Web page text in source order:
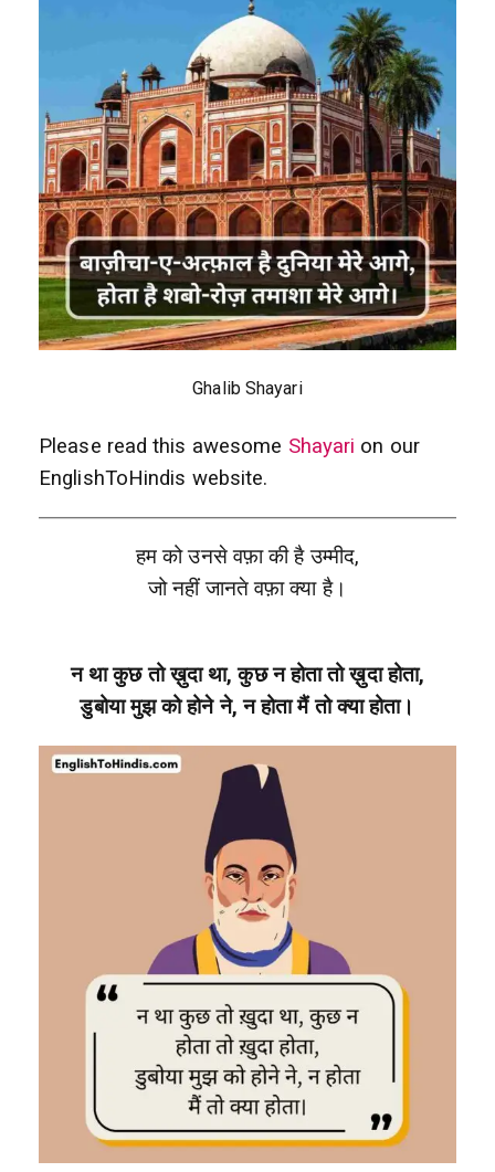
Ghalib Shayari
Please read this awesome Shayari on our
EnglishToHindis website.
हम को उनसे वफ़ा की है उम्मीद,
जो नहीं जानते वफ़ा क्या है।
न था कुछ तो ख़ुदा था, कुछ न होता तो ख़ुदा होता,
डुबोया मुझ को होने ने, न होता मैं तो क्या होता।